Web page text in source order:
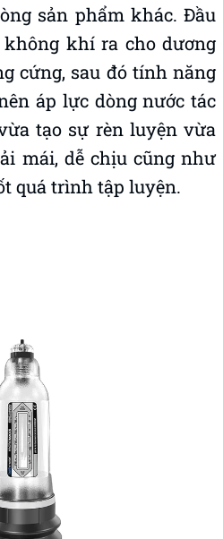
sản phẩm khác. Đầu
khí ra cho dương
cứng, sau đó tính năng
áp lực dòng nước tác
tạo sự rèn luyện vừa
mái, dễ chịu cũng như
quá trình tập luyện.